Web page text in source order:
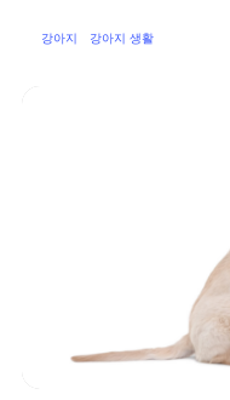
강아지 강아지 생활